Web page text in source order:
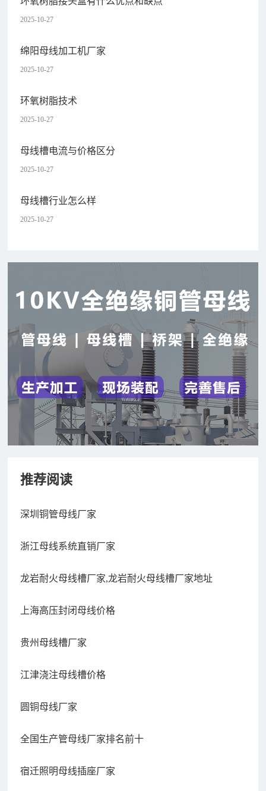
2025-10-27
绵阳母线加工机厂家
2025-10-27
环氧树脂技术
2025-10-27
母线槽电流与价格区分
2025-10-27
母线槽行业怎么样
2025-10-27
推荐阅读
深圳铜管母线厂家
浙江母线系统直销厂家
龙岩耐火母线槽厂家,龙岩耐火母线槽厂家地址
上海高压封闭母线价格
贵州母线槽厂家
江津浇注母线槽价格
圆铜母线厂家
全国生产管母线厂家排名前十
宿迁照明母线插座厂家